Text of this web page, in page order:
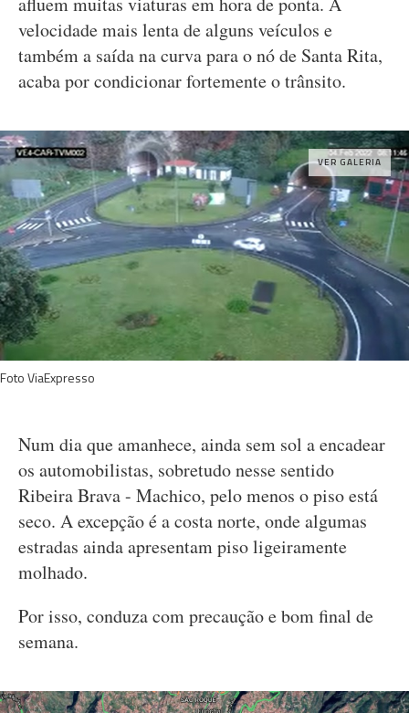
velocidade mais lenta de alguns veículos e
também a saída na curva para o nó de Santa Rita,
acaba por condicionar fortemente o trânsito.
VER GALERIA
Foto ViaExpresso
Num dia que amanhece, ainda sem sol a encadear
os automobilistas, sobretudo nesse sentido
Ribeira Brava - Machico, pelo menos o piso está
seco. A excepção é a costa norte, onde algumas
estradas ainda apresentam piso ligeiramente
molhado.
Por isso, conduza com precaução e bom final de
semana.